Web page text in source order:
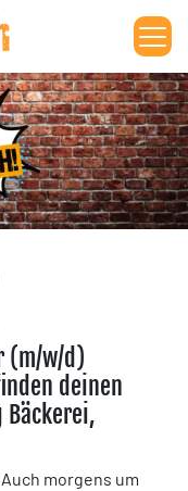
(m/w/d)
deinen
morgens um